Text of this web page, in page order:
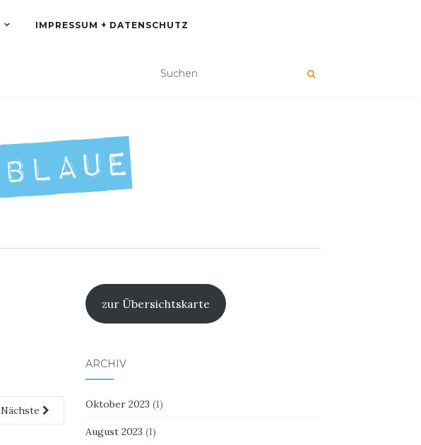
IMPRESSUM + DATENSCHUTZ
Nächste
zur Übersichtskarte
ARCHIV
Oktober 2023 (1)
August 2023 (1)